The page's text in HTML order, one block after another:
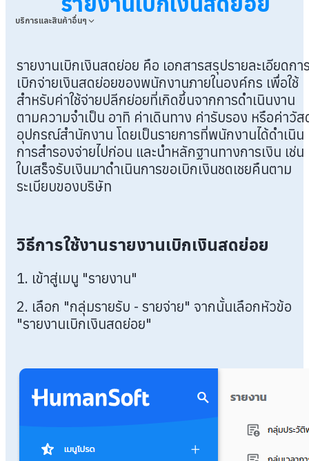
บริการและสินค้าอื่นๆ
รายงานเบิกเงินสดย่อย คือ เอกสารสรุปรายละเอียดกา
เบิกจ่ายเงินสดย่อยของพนักงานภายในองค์กร เพื่อใช้
สำหรับค่าใช้จ่ายปลีกย่อยที่เกิดขึ้นจากการดำเนินงาน
ตามความจำเป็น อาทิ ค่าเดินทาง ค่ารับรอง หรือค่าวัส
อุปกรณ์สำนักงาน โดยเป็นรายการที่พนักงานได้ดำเนิน
การสำรองจ่ายไปก่อน และนำหลักฐานทางการเงิน เช่น
ใบเสร็จรับเงินมาดำเนินการขอเบิกเงินชดเชยคืนตาม
ระเบียบของบริษัท
วิธีการใช้งานรายงานเบิกเงินสดย่อย
1. เข้าสู่เมนู "รายงาน"
2. เลือก "กลุ่มรายรับ - รายจ่าย" จากนั้นเลือกหัวข้อ
"รายงานเบิกเงินสดย่อย"